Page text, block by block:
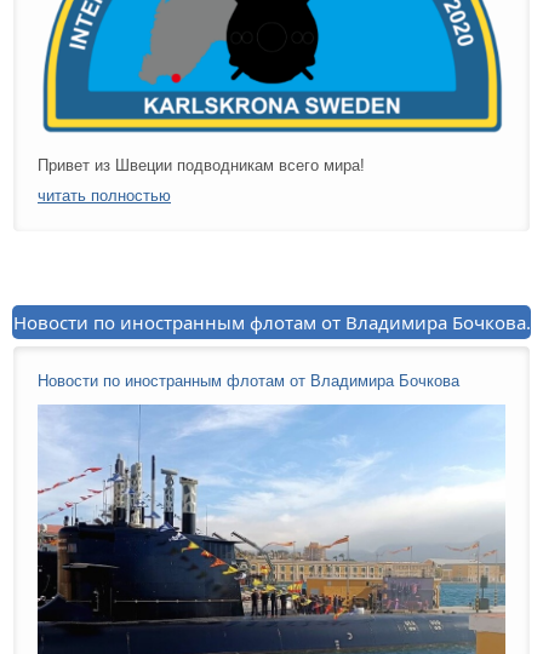
Привет из Швеции подводникам всего мира!
читать полностью
Новости по иностранным флотам от Владимира Бочкова.
Новости по иностранным флотам от Владимира Бочкова